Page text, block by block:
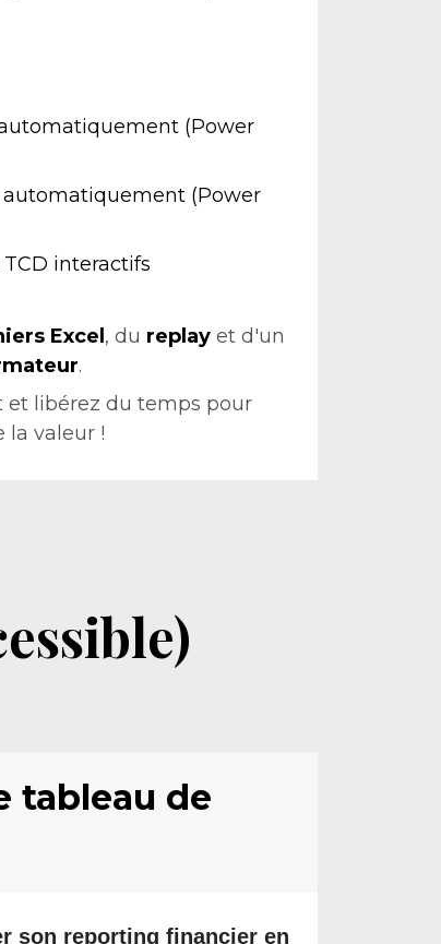
(Power
(Power
interactifs
Excel , du replay et d'un
.
et libérez du temps pour
la valeur !
tableau de
son reporting financier en